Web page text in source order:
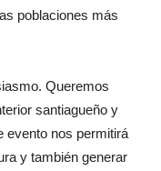
poblaciones más
Queremos
santiagueño y
evento nos permitirá
y también generar